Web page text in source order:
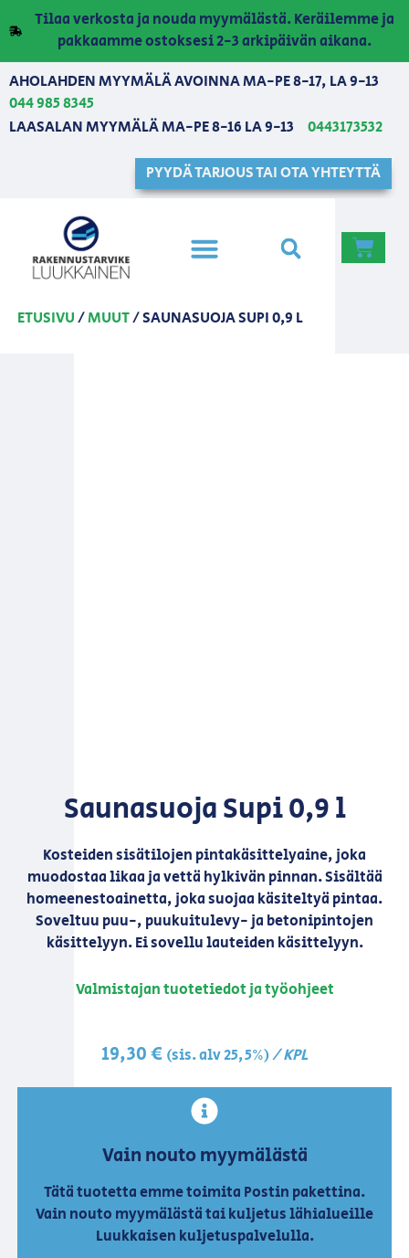
Tilaa verkosta ja nouda myymälästä. Keräilemme ja
pakkaamme ostoksesi 2-3 arkipäivän aikana.
AHOLAHDEN MYYMÄLÄ AVOINNA MA-PE 8-17, LA 9-13
044 985 8345
LAASALAN MYYMÄLÄ MA-PE 8-16 LA 9-13
0443173532
PYYDÄ TARJOUS TAI OTA YHTEYTTÄ
ETUSIVU/MUUT/ SAUNASUOJA SUPI 0,9 L
Saunasuoja Supi 0,9 l
Kosteiden sisätilojen pintakäsittelyaine, joka
muodostaa likaa ja vettä hylkivän pinnan. Sisältää
homeenestoainetta, joka suojaa käsiteltyä pintaa.
Soveltuu puu-, puukuitulevy- ja betonipintojen
käsittelyyn. Ei sovellu lauteiden käsittelyyn.
Valmistajan tuotetiedot ja työohjeet
19,30€ (sis. alv 25,5%)/ KPL
Vain nouto myymälästä
Tätä tuotetta emme toimita Postin pakettina.
Vain nouto myymälästä tai kuljetus lähialueille
Luukkaisen kuljetuspalvelulla.